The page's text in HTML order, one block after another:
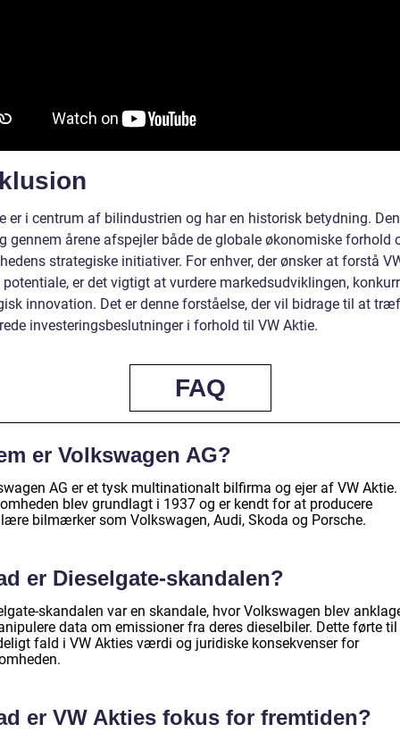
er i centrum af bilindustrien og har en historisk betydning.
gennem årene afspejler både de globale økonomiske forhold
strategiske initiativer. For enhver, der ønsker at forstå
potentiale, er det vigtigt at vurdere markedsudviklingen,
innovation. Det er denne forståelse, der vil bidrage til at
investeringsbeslutninger i forhold til VW Aktie.
FAQ
er Volkswagen AG?
AG er et tysk multinationalt bilfirma og ejer af VW Aktie.
blev grundlagt i 1937 og er kendt for at producere
bilmærker som Volkswagen, Audi, Skoda og Porsche.
er Dieselgate-skandalen?
skandalen var en skandale, hvor Volkswagen blev
data om emissioner fra deres dieselbiler. Dette førte til
fald i VW Akties værdi og juridiske konsekvenser for
er VW Akties fokus for fremtiden?